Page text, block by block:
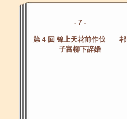
- 7 -
第 4 回 锦上天花前作伐 祁
子富柳下辞婚